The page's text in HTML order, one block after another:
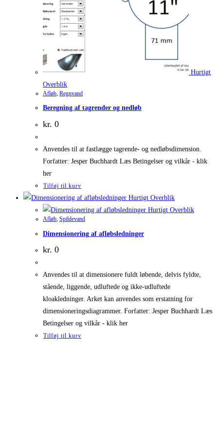
Hurtigt
Overblik
Afløb, Regnvand
Beregning af tagrender og nedløb
kr. 0
Anvendes til at fastlægge tagrende- og nedløbsdimension.
Forfatter: Jesper Buchhardt Læs Betingelser og vilkår - klik
her
Tilføj til kurv
Hurtigt Overblik
Hurtigt Overblik
Afløb, Spildevand
Dimensionering af afløbsledninger
kr. 0
Anvendes til at dimensionere fuldt løbende, delvis fyldte,
stående, liggende, udluftede og ikke-udluftede
kloakledninger. Arket kan anvendes som erstatning for
dimensioneringsdiagrammer. Forfatter: Jesper Buchhardt Læs
Betingelser og vilkår - klik her
Tilføj til kurv